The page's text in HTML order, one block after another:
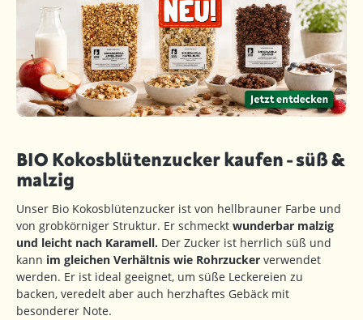
BIO Kokosblütenzucker kaufen - süß &
malzig
Unser Bio Kokosblütenzucker ist von hellbrauner Farbe und
von grobkörniger Struktur. Er schmeckt wunderbar malzig
und leicht nach Karamell. Der Zucker ist herrlich süß und
kann im gleichen Verhältnis wie Rohrzucker verwendet
werden. Er ist ideal geeignet, um süße Leckereien zu
backen, veredelt aber auch herzhaftes Gebäck mit
besonderer Note.